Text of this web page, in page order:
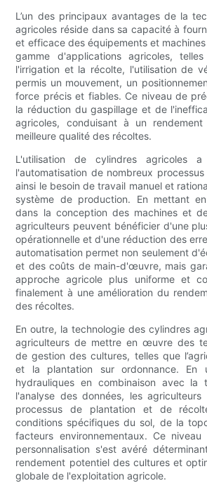
L’un des principaux avantages de la
agricoles réside dans sa capacité à
et efficace des équipements et
gamme d'applications agricoles,
l'irrigation et la récolte, l'utilisation de
permis un mouvement, un
force précis et fiables. Ce niveau de
la réduction du gaspillage et de
agricoles, conduisant à un
meilleure qualité des récoltes.
L'utilisation de cylindres agricoles a
l'automatisation de nombreux
ainsi le besoin de travail manuel et
système de production. En mettant
dans la conception des machines et
agriculteurs peuvent bénéficier d'une
opérationnelle et d'une réduction des
automatisation permet non seulement
et des coûts de main-d'œuvre, mais
approche agricole plus uniforme et
finalement à une amélioration du
des récoltes.
En outre, la technologie des cylindres
agriculteurs de mettre en œuvre des
de gestion des cultures, telles que
et la plantation sur ordonnance. En
hydrauliques en combinaison avec la
l'analyse des données, les
processus de plantation et de
conditions spécifiques du sol, de la
facteurs environnementaux. Ce
personnalisation s'est avéré
rendement potentiel des cultures et
globale de l'exploitation agricole.